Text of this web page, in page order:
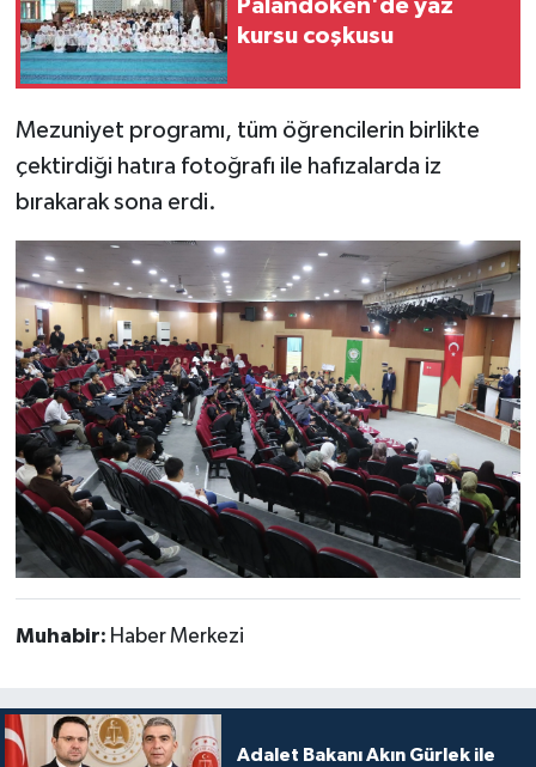
Palandöken'de yaz
kursu coşkusu
Mezuniyet programı, tüm öğrencilerin birlikte
çektirdiği hatıra fotoğrafı ile hafızalarda iz
bırakarak sona erdi.
Muhabir: Haber Merkezi
Adalet Bakanı Akın Gürlek ile